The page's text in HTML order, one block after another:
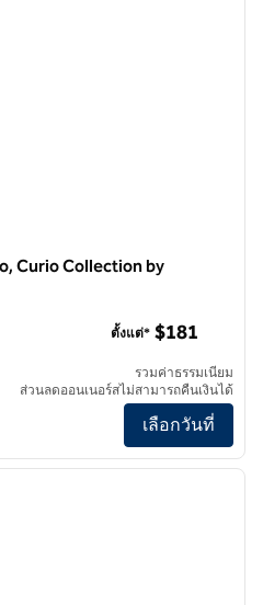
Curio Collection by
San Francisco, Curio Collection
ตั้งแต่* $181
รวมค่าธรรมเนียม
ส่วนลดออนเนอร์สไม่สามารถคืนเงินได้
เลือกวันที่
1/12
ภาพถั